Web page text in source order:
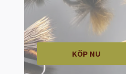
KÖP NU